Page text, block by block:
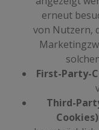
erneut
von Nutzern,
First-Party-
Third-
Cookies)